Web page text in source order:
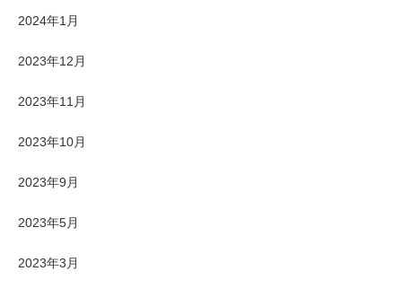
2024年1月
2023年12月
2023年11月
2023年10月
2023年9月
2023年5月
2023年3月